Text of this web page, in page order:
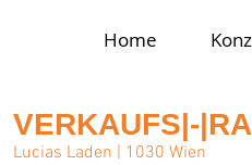
Home
VERKAUFS|-
Lucias Laden
1030 Wien